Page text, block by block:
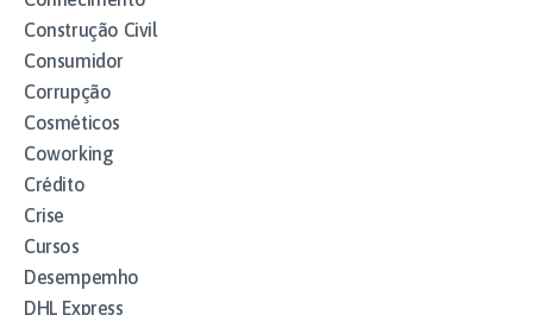
Construção Civil
Consumidor
Corrupção
Cosméticos
Coworking
Crédito
Crise
Cursos
Desempemho
DHL Express